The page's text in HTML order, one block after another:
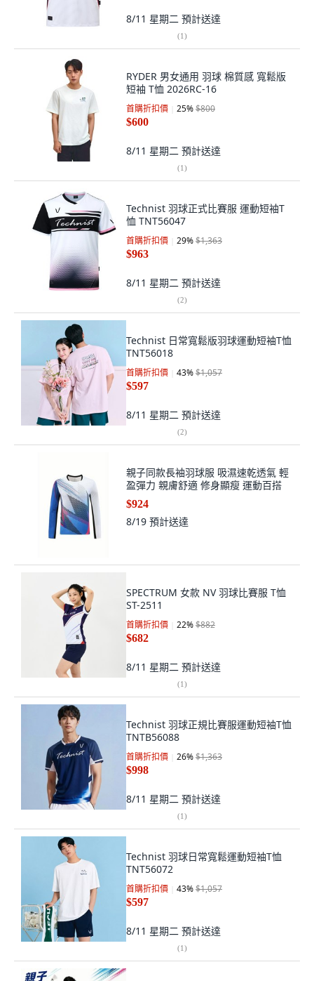
8/11 星期二 預計送達
(1)
RYDER 男女通用 羽球 棉質感 寬鬆版
短袖 T恤 2026RC-16
首購折扣價 25%$800
$600
8/11 星期二 預計送達
(1)
Technist 羽球正式比賽服 運動短袖T
恤 TNT56047
首購折扣價 29%$1,363
$963
8/11 星期二 預計送達
(2)
Technist 日常寬鬆版羽球運動短袖T恤
TNT56018
首購折扣價 43%$1,057
$597
8/11 星期二 預計送達
(2)
親子同款長袖羽球服 吸濕速乾透氣 輕
盈彈力 親膚舒適 修身顯瘦 運動百搭
$924
8/19 預計送達
SPECTRUM 女款 NV 羽球比賽服 T恤
ST-2511
首購折扣價 22%$882
$682
8/11 星期二 預計送達
(1)
Technist 羽球正規比賽服運動短袖T恤
TNTB56088
首購折扣價 26%$1,363
$998
8/11 星期二 預計送達
(1)
Technist 羽球日常寬鬆運動短袖T恤
TNT56072
首購折扣價 43%$1,057
$597
8/11 星期二 預計送達
(1)